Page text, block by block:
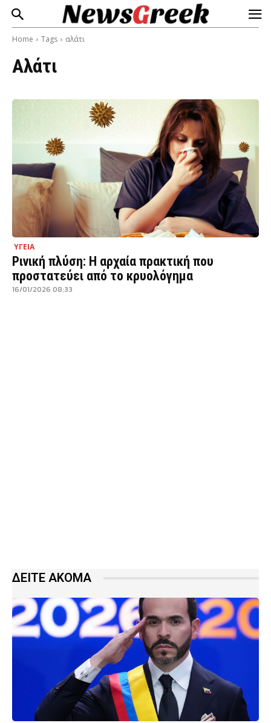
Home Tags αλάτι
Αλάτι
ΥΓΕΙΑ
Ρινική πλύση: Η αρχαία πρακτική που
προστατεύει από το κρυολόγημα
16/01/2026 08:33
ΔΕΙΤΕ ΑΚΟΜΑ